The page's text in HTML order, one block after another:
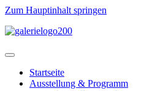
Zum Hauptinhalt springen
Startseite
Ausstellung & Programm